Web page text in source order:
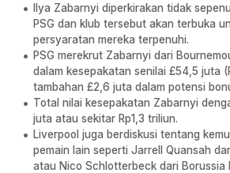
Ilya Zabarnyi diperkirakan tidak
PSG dan klub tersebut akan terbuka
persyaratan mereka terpenuhi.
PSG merekrut Zabarnyi dari
dalam kesepakatan senilai £54,5 juta
tambahan £2,6 juta dalam potensi
Total nilai kesepakatan Zabarnyi
juta atau sekitar Rp1,3 triliun.
Liverpool juga berdiskusi tentang
pemain lain seperti Jarrell Quansah
atau Nico Schlotterbeck dari Borussia